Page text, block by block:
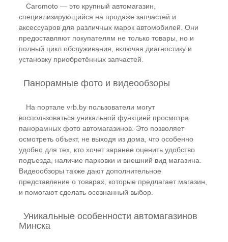
Caromoto — это крупный автомагазин,
специализирующийся на продаже запчастей и
аксессуаров для различных марок автомобилей. Они
предоставляют покупателям не только товары, но и
полный цикл обслуживания, включая диагностику и
установку приобретённых запчастей.
Панорамные фото и видеообзоры
На портале vrb.by пользователи могут
воспользоваться уникальной функцией просмотра
панорамных фото автомагазинов. Это позволяет
осмотреть объект, не выходя из дома, что особенно
удобно для тех, кто хочет заранее оценить удобство
подъезда, наличие парковки и внешний вид магазина.
Видеообзоры также дают дополнительное
представление о товарах, которые предлагает магазин,
и помогают сделать осознанный выбор.
Уникальные особенности автомагазинов
Минска